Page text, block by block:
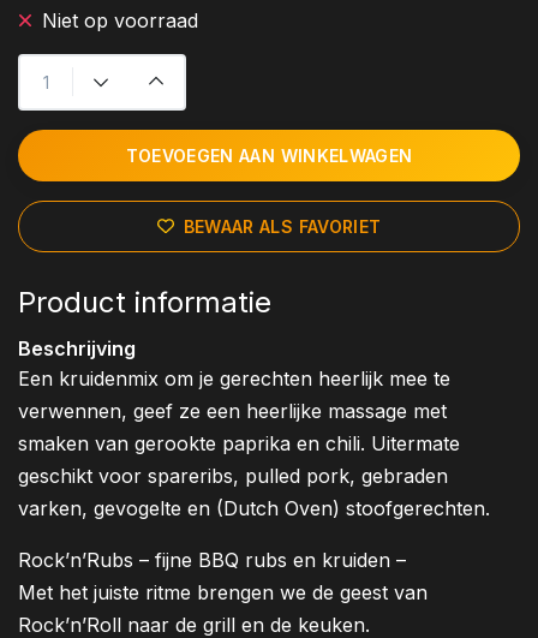
Niet op voorraad
TOEVOEGEN AAN WINKELWAGEN
BEWAAR ALS FAVORIET
Product informatie
Beschrijving
Een kruidenmix om je gerechten heerlijk mee te
verwennen, geef ze een heerlijke massage met
smaken van gerookte paprika en chili. Uitermate
geschikt voor spareribs, pulled pork, gebraden
varken, gevogelte en (Dutch Oven) stoofgerechten.
Rock’n’Rubs – fijne BBQ rubs en kruiden –
Met het juiste ritme brengen we de geest van
Rock’n’Roll naar de grill en de keuken.